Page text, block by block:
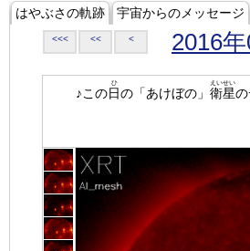
はやぶさの軌跡 宇宙からのメッセージ
<<< << < 2016年
♪この日
ひ
の「あけぼの」 衛星
えいせい